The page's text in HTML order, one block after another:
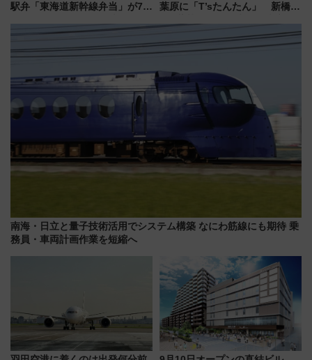
駅弁「東海道新幹線弁当」が7月
葉原に「T’sたんたん」 新橋に
饅」、オムライス専門店「肉と
たまご」新グルメ続々登場！
南海・日立と量子技術活用でシステム構築 なにわ筋線にも期待 乗
務員・車両計画作業を短縮へ